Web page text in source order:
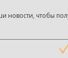
новости, чтобы